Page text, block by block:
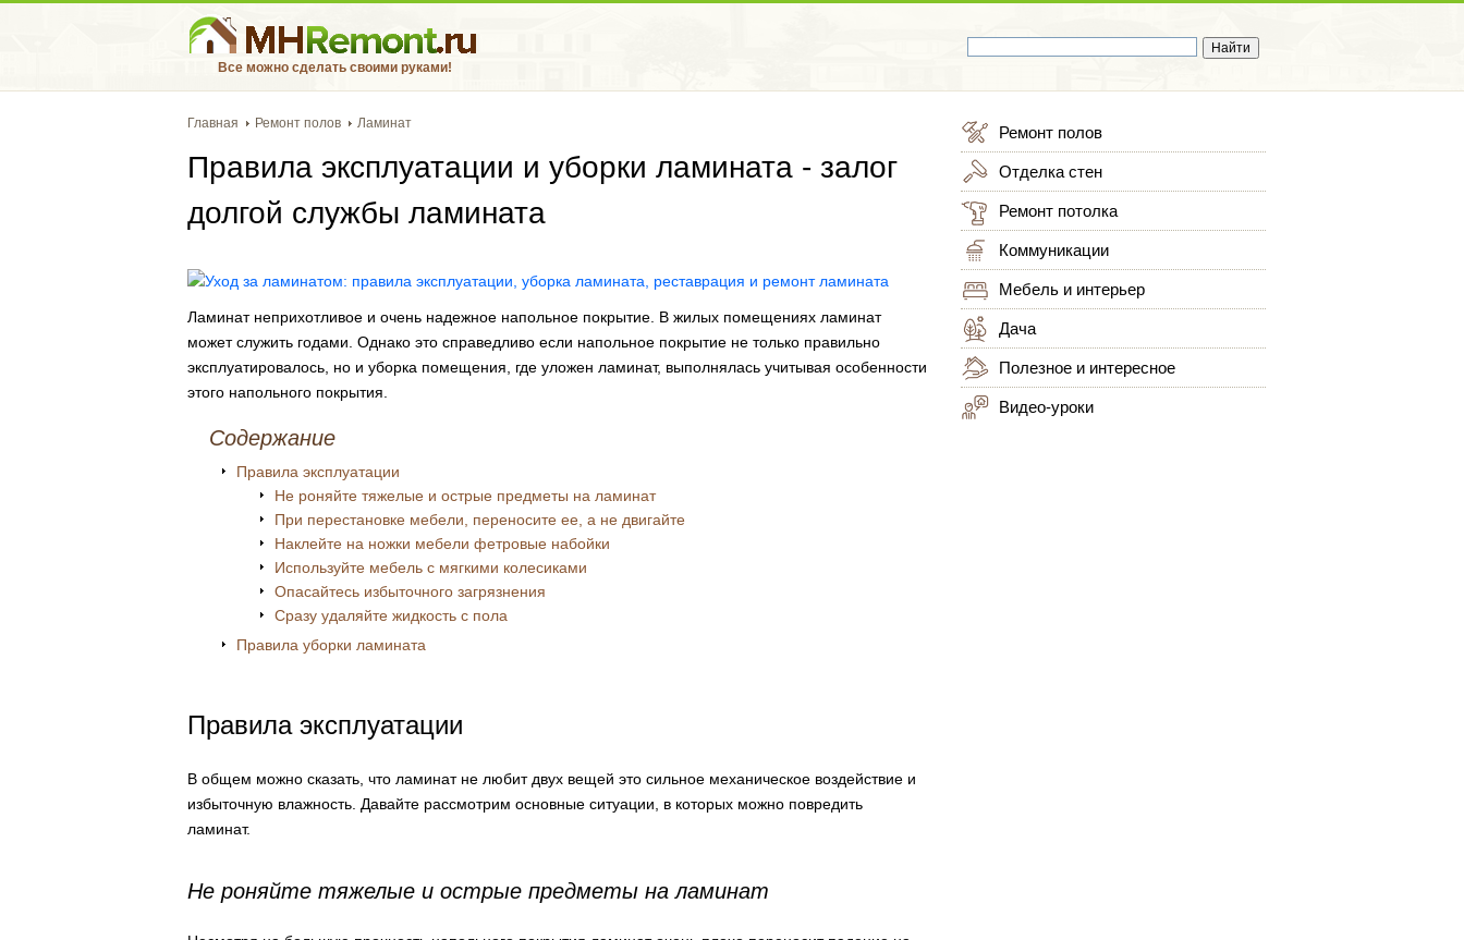
Все можно сделать своими руками!
Главная Ремонт полов Ламинат
Правила эксплуатации и уборки ламината - залог
долгой службы ламината
Ламинат неприхотливое и очень надежное напольное покрытие. В жилых помещениях ламинат
может служить годами. Однако это справедливо если напольное покрытие не только правильно
эксплуатировалось, но и уборка помещения, где уложен ламинат, выполнялась учитывая особенности
этого напольного покрытия.
Содержание
Правила эксплуатации
Не роняйте тяжелые и острые предметы на ламинат
При перестановке мебели, переносите ее, а не двигайте
Наклейте на ножки мебели фетровые набойки
Используйте мебель с мягкими колесиками
Опасайтесь избыточного загрязнения
Сразу удаляйте жидкость с пола
Правила уборки ламината
Правила эксплуатации
В общем можно сказать, что ламинат не любит двух вещей это сильное механическое воздействие и
избыточную влажность. Давайте рассмотрим основные ситуации, в которых можно повредить
ламинат.
Не роняйте тяжелые и острые предметы на ламинат
Ремонт полов
Отделка стен
Ремонт потолка
Коммуникации
Мебель и интерьер
Дача
Полезное и интересное
Видео-уроки